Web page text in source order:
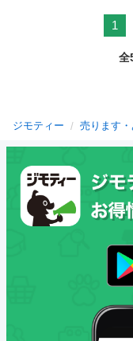
1
全
ジモティー 売ります